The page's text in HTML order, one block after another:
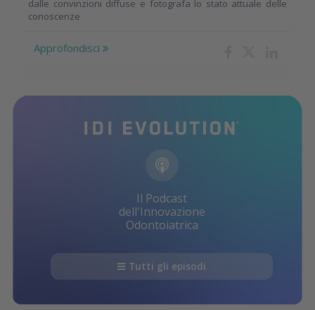
dalle convinzioni diffuse e fotografa lo stato attuale delle
conoscenze
Approfondisci
Il Podcast
dell'Innovazione
Odontoiatrica
Tutti gli episodi